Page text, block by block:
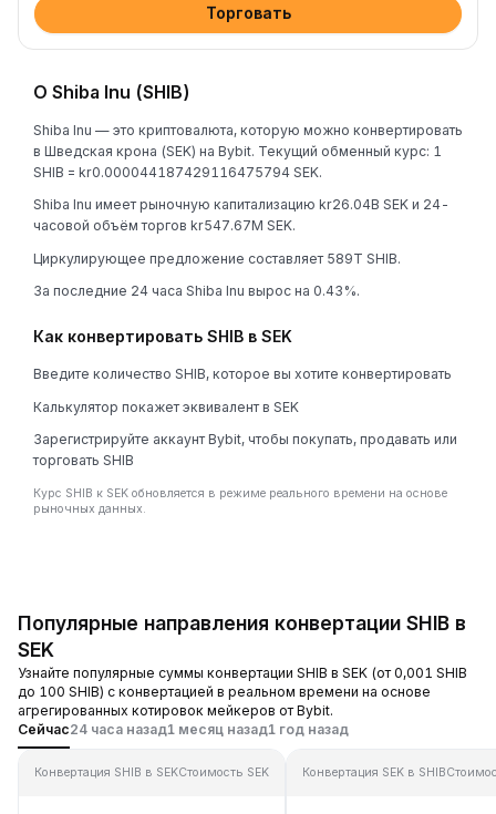
Торговать
О Shiba Inu (SHIB)
Shiba Inu — это криптовалюта, которую можно конвертировать
в Шведская крона (SEK) на Bybit. Текущий обменный курс: 1
SHIB = kr0.000044187429116475794 SEK.
Shiba Inu имеет рыночную капитализацию kr26.04B SEK и 24-
часовой объём торгов kr547.67M SEK.
Циркулирующее предложение составляет 589T SHIB.
За последние 24 часа Shiba Inu вырос на 0.43%.
Как конвертировать SHIB в SEK
Введите количество SHIB, которое вы хотите конвертировать
Калькулятор покажет эквивалент в SEK
Зарегистрируйте аккаунт Bybit, чтобы покупать, продавать или
торговать SHIB
Курс SHIB к SEK обновляется в режиме реального времени на основе
рыночных данных.
Популярные направления конвертации SHIB в
SEK
Узнайте популярные суммы конвертации SHIB в SEK (от 0,001 SHIB
до 100 SHIB) с конвертацией в реальном времени на основе
агрегированных котировок мейкеров от Bybit.
Сейчас24 часа назад1 месяц назад1 год назад
Конвертация SHIB в SEKСтоимость SEK Конвертация SEK в SHIB